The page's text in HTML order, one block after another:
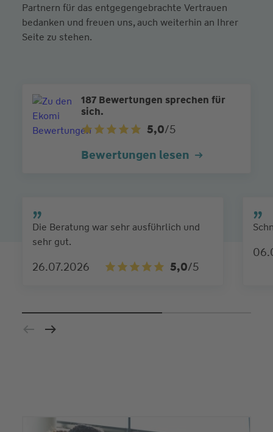
Partnern für das entgegengebrachte Vertrauen
bedanken und freuen uns, auch weiterhin an Ihrer
Seite zu stehen.
187 Bewertungen sprechen für
sich.
5,0/5
Bewertungen lesen
Die Beratung war sehr ausführlich und
sehr gut.
26.07.2026 5,0/5